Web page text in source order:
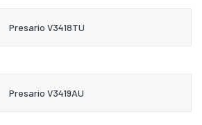
Presario V3418TU
Presario V3419AU